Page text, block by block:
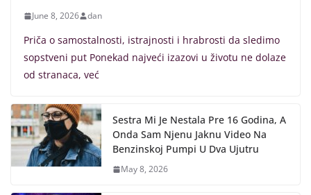
June 8, 2026 dan
Priča o samostalnosti, istrajnosti i hrabrosti da sledimo
sopstveni put Ponekad najveći izazovi u životu ne dolaze
od stranaca, već
Sestra Mi Je Nestala Pre 16 Godina, A
Onda Sam Njenu Jaknu Video Na
Benzinskoj Pumpi U Dva Ujutru
May 8, 2026